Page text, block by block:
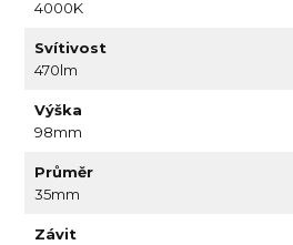
4000K
Svítivost
470lm
Výška
98mm
Průměr
35mm
Závit